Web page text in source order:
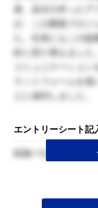
身、自分の作ったア
が、この開発プロ
た。社長にもこの
針に切り替えました
コミュニケーショ
ラットフォームを
とに成功しました。
エントリーシート記
結論->なぜ、どのよ